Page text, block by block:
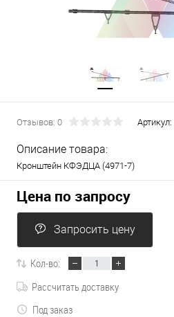
Отзывов: 0 Артикул:
Описание товара:
Кронштейн КФЭДЦА (4971-7)
Цена по запросу
Запросить цену
Кол-во:
Рассчитать доставку
Под заказ